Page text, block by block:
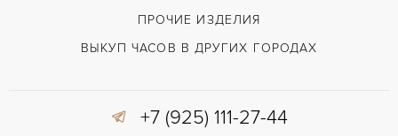
Застежка с помощью шипа
ПРОЧИЕ ИЗДЕЛИЯ
ВЫКУП ЧАСОВ В ДРУГИХ ГОРОДАХ
+7 (925) 111-27-44